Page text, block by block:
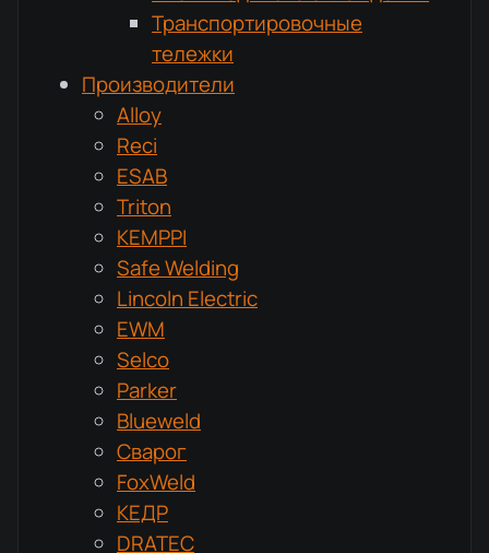
Транспортировочные
тележки
Производители
Alloy
Reci
ESAB
Triton
KEMPPI
Safe Welding
Lincoln Electric
EWM
Selco
Parker
Blueweld
Сварог
FoxWeld
КЕДР
DRATEC